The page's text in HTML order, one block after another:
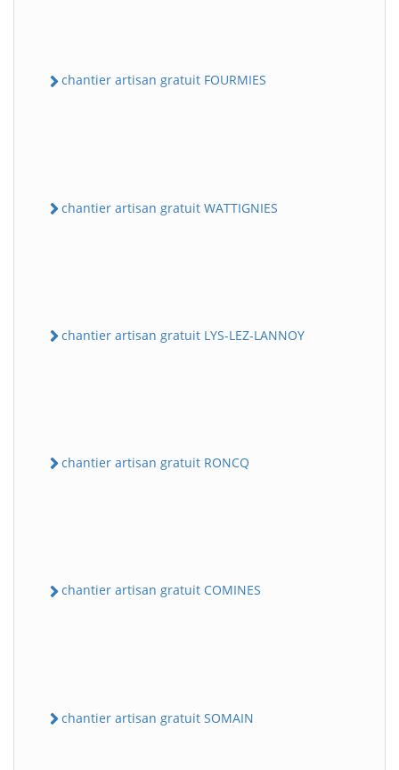
chantier artisan gratuit FOURMIES
chantier artisan gratuit WATTIGNIES
chantier artisan gratuit LYS-LEZ-LANNOY
chantier artisan gratuit RONCQ
chantier artisan gratuit COMINES
chantier artisan gratuit SOMAIN